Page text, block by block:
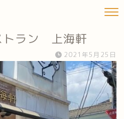
トラン 上海軒
2021年5月25日